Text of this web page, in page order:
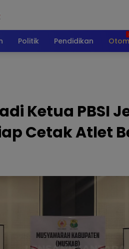
Politik Pendidikan
Ketua PBSI
Cetak Atlet